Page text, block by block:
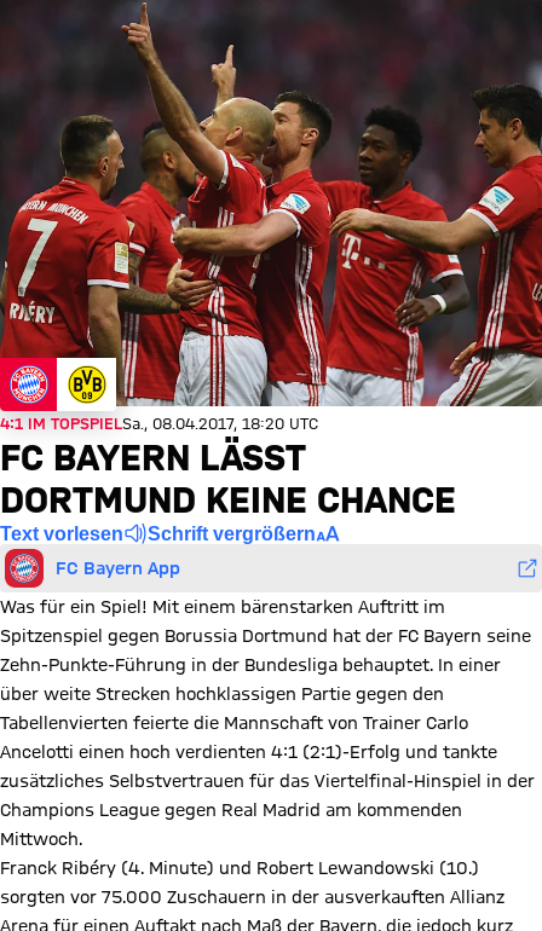
4:1 IM TOPSPIELSa., 08.04.2017, 18:20 UTC
FC BAYERN LÄSST
DORTMUND KEINE CHANCE
Text vorlesen Schrift vergrößern
FC Bayern App
Was für ein Spiel! Mit einem bärenstarken Auftritt im
Spitzenspiel gegen Borussia Dortmund hat der FC Bayern seine
Zehn-Punkte-Führung in der Bundesliga behauptet. In einer
über weite Strecken hochklassigen Partie gegen den
Tabellenvierten feierte die Mannschaft von Trainer Carlo
Ancelotti einen hoch verdienten 4:1 (2:1)-Erfolg und tankte
zusätzliches Selbstvertrauen für das Viertelfinal-Hinspiel in der
Champions League gegen Real Madrid am kommenden
Mittwoch.
Franck Ribéry (4. Minute) und Robert Lewandowski (10.)
sorgten vor 75.000 Zuschauern in der ausverkauften Allianz
Arena für einen Auftakt nach Maß der Bayern, die jedoch kurz